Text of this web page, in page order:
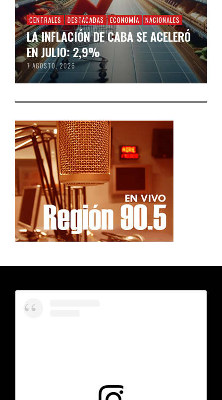
CENTRALES DESTACADAS ECONOMÍA NACIONALES
LA INFLACIÓN DE CABA SE ACELERÓ
EN JULIO: 2,9%
7 AGOSTO, 2026